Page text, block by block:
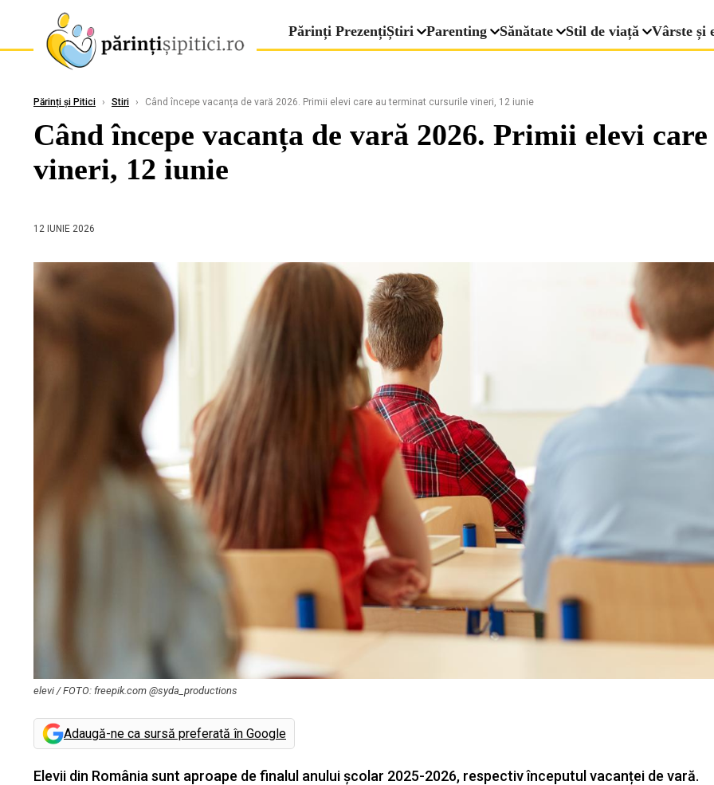
Părinți PrezențiȘtiri Parenting Sănătate Stil de viață Vârste și
Părinți și Pitici › Stiri › Când începe vacanța de vară 2026. Primii elevi care au terminat cursurile vineri, 12 iunie
Când începe vacanța de vară 2026. Primii elevi
vineri, 12 iunie
12 IUNIE 2026
elevi / FOTO: freepik.com @syda_productions
Adaugă-ne ca sursă preferată în Google
Elevii din România sunt aproape de finalul anului școlar 2025-2026, respectiv începutul vacanței de vară.